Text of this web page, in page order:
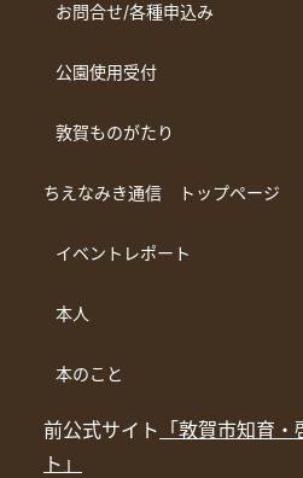
お問合せ/各種申込み
公園使用受付
敦賀ものがたり
ちえなみき通信 トップページ
イベントレポート
本人
本のこと
前公式サイト 「敦賀市知育
ト」